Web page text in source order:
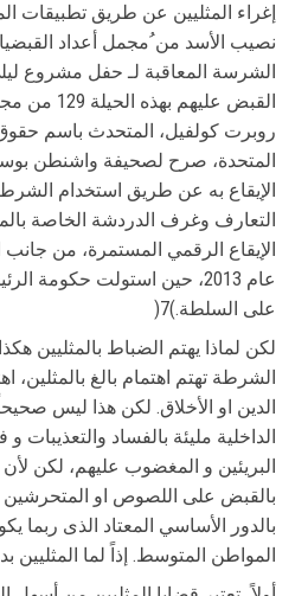
إغراء المثلیین عن طریق تطبیقات
نصیب الأسد من ُمجمل أعداد
الشرسة المعاقبة لـ حفل مشروع
روبرت كولفیل، المتحدث باسم
المتحدة، صرح لصحیفة واشنطن
الإیقاع به عن طریق استخدام
التعارف وغرف الدردشة الخاصة
الإیقاع الرقمي المستمرة، من
عام 2013، حین استولت حكومة
على السلطة.)7(
لكن لماذا یهتم الضباط بالمثلیین
الشرطة تهتم اهتمام بالغ
الدین او الأخلاق. لكن هذا لیس
الداخلیة ملیئة بالفساد والتعذیبات
البریئین و المغضوب علیهم، لكن
بالقبض على اللصوص او المتحرشین
بالدور الأساسي المعتاد الذى ربما
المواطن المتوسط. إذاً لما المثلیین